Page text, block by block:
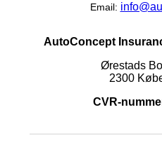
Email:
AutoConcept
Ørestads
2300
CVR-